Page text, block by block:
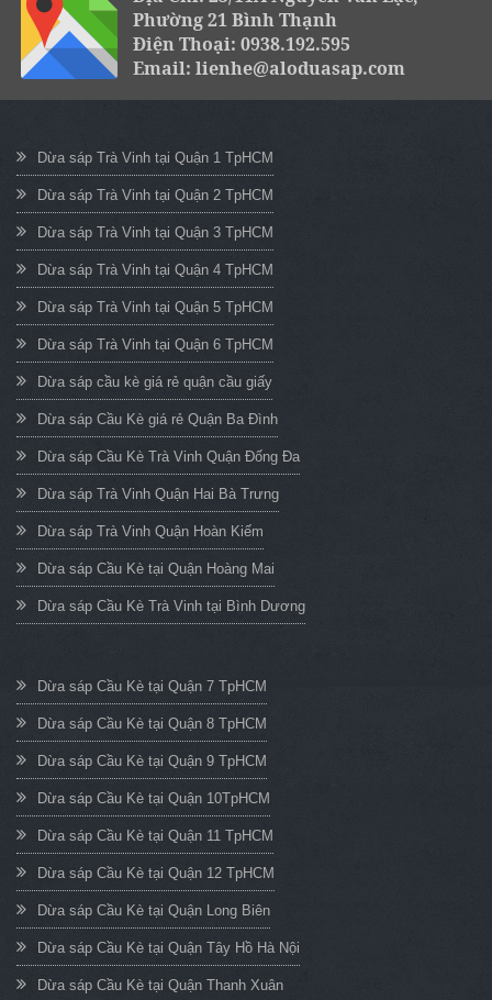
Phường 21 Bình Thạnh
Điện Thoại: 0938.192.595
Email: lienhe@aloduasap.com
Dừa sáp Trà Vinh tại Quận 1 TpHCM
Dừa sáp Trà Vinh tại Quận 2 TpHCM
Dừa sáp Trà Vinh tại Quận 3 TpHCM
Dừa sáp Trà Vinh tại Quận 4 TpHCM
Dừa sáp Trà Vinh tại Quận 5 TpHCM
Dừa sáp Trà Vinh tại Quận 6 TpHCM
Dừa sáp cầu kè giá rẻ quận cầu giấy
Dừa sáp Cầu Kè giá rẻ Quận Ba Đình
Dừa sáp Cầu Kè Trà Vinh Quận Đống Đa
Dừa sáp Trà Vinh Quận Hai Bà Trưng
Dừa sáp Trà Vinh Quận Hoàn Kiếm
Dừa sáp Cầu Kè tại Quận Hoàng Mai
Dừa sáp Cầu Kè Trà Vinh tại Bình Dương
Dừa sáp Cầu Kè tại Quận 7 TpHCM
Dừa sáp Cầu Kè tại Quận 8 TpHCM
Dừa sáp Cầu Kè tại Quận 9 TpHCM
Dừa sáp Cầu Kè tại Quận 10TpHCM
Dừa sáp Cầu Kè tại Quận 11 TpHCM
Dừa sáp Cầu Kè tại Quận 12 TpHCM
Dừa sáp Cầu Kè tại Quận Long Biên
Dừa sáp Cầu Kè tại Quận Tây Hồ Hà Nội
Dừa sáp Cầu Kè tại Quận Thanh Xuân